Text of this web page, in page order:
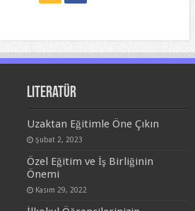
Literatür
Uzaktan Eğitimle Öne Çıkın
Şubat 2, 2023
Özel Eğitim ve İş Birliğinin
Önemi
Kasım 29, 2022